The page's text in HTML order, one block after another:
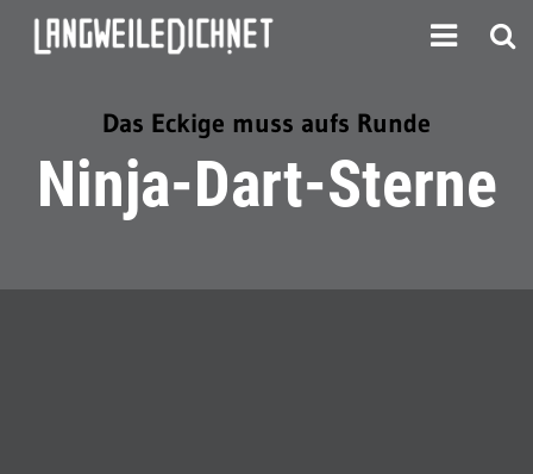
Das Eckige muss aufs Runde
Ninja-Dart-Sterne